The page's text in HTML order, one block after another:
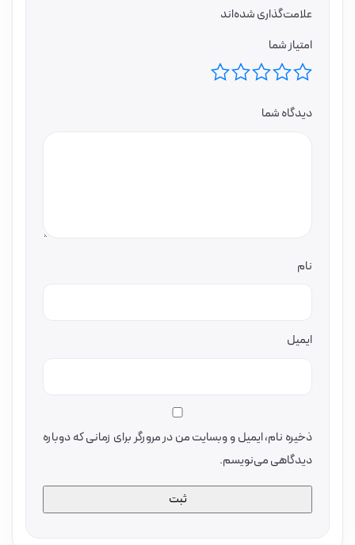
علامت‌گذاری شده‌اند
امتیاز شما
دیدگاه شما
نام
ایمیل
ذخیره نام، ایمیل و وبسایت من در مرورگر برای زمانی که دوباره
دیدگاهی می‌نویسم.